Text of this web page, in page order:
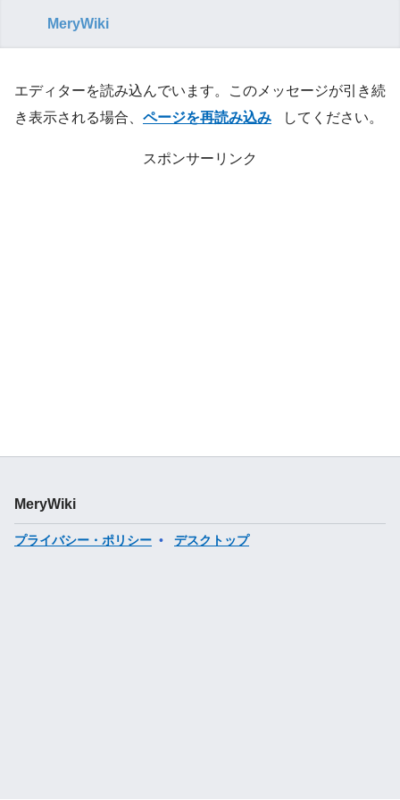
MeryWiki
エディターを読み込んでいます。このメッセージが引き続
き表示される場合、 ページを再読み込み してください。
スポンサーリンク
MeryWiki
プライバシー・ポリシー デスクトップ